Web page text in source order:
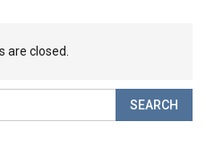
are closed.